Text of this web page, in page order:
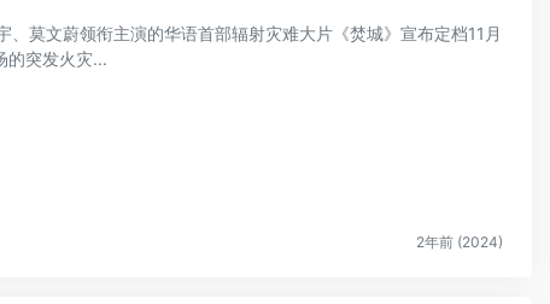
莫文蔚领衔主演的华语首部辐射灾难大片《焚城》宣布定档11月
的突发火灾...
2年前 (2024)